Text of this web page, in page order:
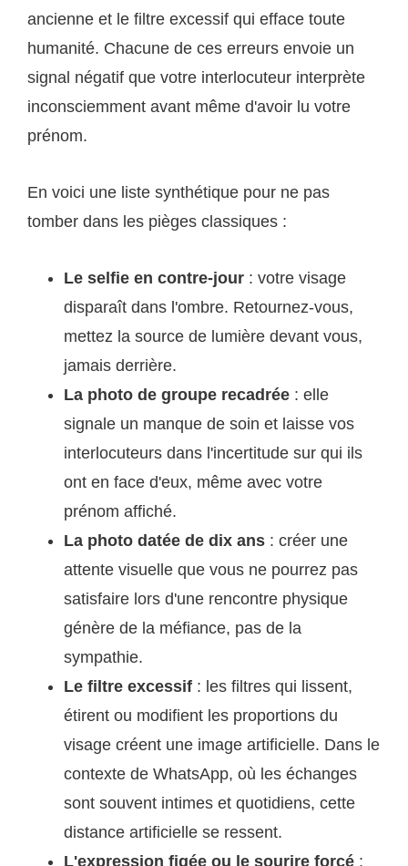
ancienne et le filtre excessif qui efface toute
humanité. Chacune de ces erreurs envoie un
signal négatif que votre interlocuteur interprète
inconsciemment avant même d'avoir lu votre
prénom.
En voici une liste synthétique pour ne pas
tomber dans les pièges classiques :
Le selfie en contre-jour : votre visage
disparaît dans l'ombre. Retournez-vous,
mettez la source de lumière devant vous,
jamais derrière.
La photo de groupe recadrée : elle
signale un manque de soin et laisse vos
interlocuteurs dans l'incertitude sur qui ils
ont en face d'eux, même avec votre
prénom affiché.
La photo datée de dix ans : créer une
attente visuelle que vous ne pourrez pas
satisfaire lors d'une rencontre physique
génère de la méfiance, pas de la
sympathie.
Le filtre excessif : les filtres qui lissent,
étirent ou modifient les proportions du
visage créent une image artificielle. Dans le
contexte de WhatsApp, où les échanges
sont souvent intimes et quotidiens, cette
distance artificielle se ressent.
L'expression figée ou le sourire forcé :